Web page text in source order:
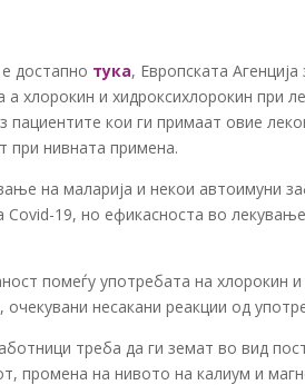
достапно тука, Европската
хлорокин и хидроксихлорокин при
кои ги примаат овие
при нивната примена.
на маларија и некои автоимуни
19, но ефикасноста во
помеѓу употребата на хлорокин
несакани реакции од
треба да ги земат во вид
промена на нивото на калиум и